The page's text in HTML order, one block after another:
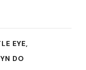
EYE,
DO